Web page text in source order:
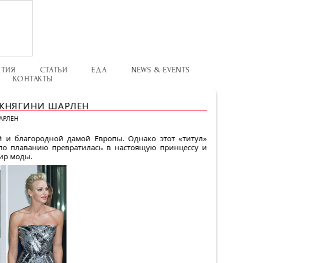
СТАТЬИ ЕДА
NEWS & EVENTS
КОНТАКТЫ
ШАРЛЕН
благородной дамой Европы. Однако этот «титул»
плаванию превратилась в настоящую принцессу и
моды.